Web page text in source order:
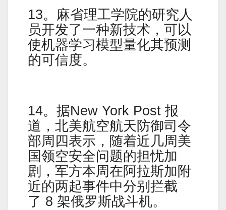
13。麻省理工学院的研究人
员开发了一种新技术，可以
使机器学习模型量化其预测
的可信度。
14。据New York Post 报
道，北美航空航天防御司令
部周四表示，随着近几周美
国领空安全问题的担忧加
剧，军方本周在阿拉斯加附
近的两起事件中分别拦截
了 8 架俄罗斯战斗机。